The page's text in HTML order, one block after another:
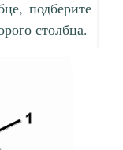
подберите
столбца.